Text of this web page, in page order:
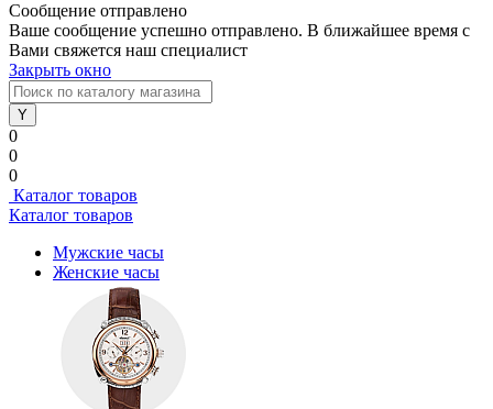
Сообщение отправлено
Ваше сообщение успешно отправлено. В ближайшее время с
Вами свяжется наш специалист
Закрыть окно
0
0
0
Каталог товаров
Каталог товаров
Мужские часы
Женские часы